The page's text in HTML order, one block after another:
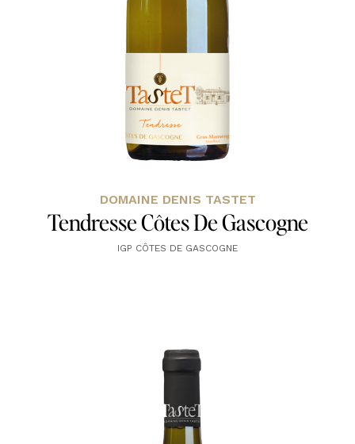
DOMAINE DENIS TASTET
Tendresse Côtes De Gascogne
IGP CÔTES DE GASCOGNE